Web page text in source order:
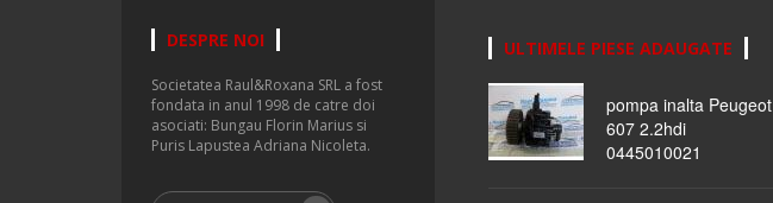
DESPRE NOI
Societatea Raul&Roxana SRL a fost
fondata in anul 1998 de catre doi
asociati: Bungau Florin Marius si
Puris Lapustea Adriana Nicoleta.
ULTIMELE PIESE ADAUGATE
pompa inalta Peugeot
607 2.2hdi
0445010021